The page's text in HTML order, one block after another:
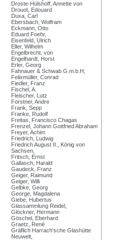
Droste-Hülshoff, Annette von
Drouot, Edouard
Duxa, Carl
Ebersbach, Wolfram
Eckmann, Otto
Eduard Foehr,
Eisenfeld, Ulrich
Eller, Wilhelm
Engelbrecht, von
Engelhardt, Horst
Erler, Georg
Fahnauer & Schwab G.m.b.H,
Felixmüller, Conrad
Fiedler, Franz
Fischel, A.
Fleischer, Lutz
Forstner, Andre
Frank, Sepp
Franke, Rudolf
Freitas, Francisco Chagas
Frenzel, Johann Gottfried Abraham
Freyer, Achim
Friedrich, Ludwig
Friedrich August II., König von
Sachsen,
Fritsch, Ernst
Gallasch, Harald
Gaudeck, Franz
Geiger, Raimund
Geiger, Willi
Gelbke, Georg
George, Magdalena
Giebe, Hubertus
Glassammlung Reidel,
Glöckner, Hermann
Göschel, Eberhard
Graetz, René
Gräflich Harrach'sche Glashütte
Neuwelt,